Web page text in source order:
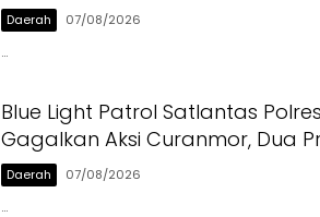
Daerah 07/08/2026
…
Blue Light Patrol Satlantas
Gagalkan Aksi Curanmor, Dua
Daerah 07/08/2026
…